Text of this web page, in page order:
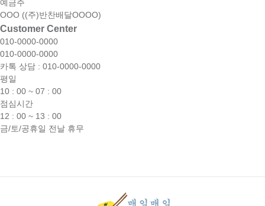
예금주
OOO ((주)반찬배달OOOO)
Customer Center
010-0000-0000
010-0000-0000
카톡 상담 : 010-0000-0000
평일
10 : 00 ~ 07 : 00
점심시간
12 : 00 ~ 13 : 00
금/토/공휴일 전날 휴무